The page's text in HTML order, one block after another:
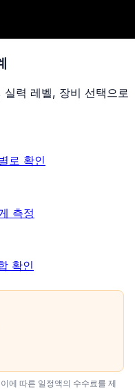
력 레벨, 장비 선택으로
로 확인
측정
확인
에 따른 일정액의 수수료를 제